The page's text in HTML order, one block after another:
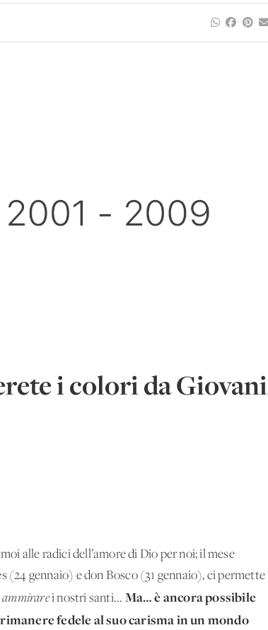
i colori da Giovani
alle radici dell’amore di Dio per noi; il mese
(24 gennaio) e don Bosco (31 gennaio), ci permette
ammirarei nostri santi... Ma… è ancora possibile
fedele al suo carisma in un mondo